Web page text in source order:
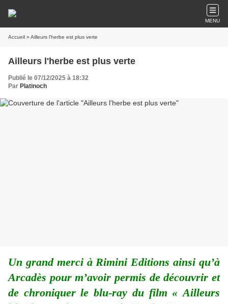
MENU
Accueil » Ailleurs l'herbe est plus verte
Ailleurs l'herbe est plus verte
Publié le 07/12/2025 à 18:32
Par Platinoch
Un grand merci à Rimini Editions ainsi qu’à
Arcadès pour m’avoir permis de découvrir et
de chroniquer le blu-ray du film « Ailleurs